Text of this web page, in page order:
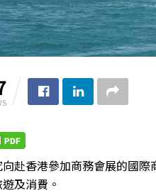
赴香港參加商務會展的國
及消費。